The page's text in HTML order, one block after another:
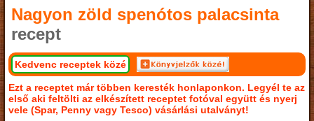
Nagyon zöld spenótos palacsinta
recept
Kedvenc receptek közé
Ezt a receptet már többen keresték honlaponkon. Legyél te az
első aki feltölti az elkészített receptet fotóval együtt és nyerj
vele (Spar, Penny vagy Tesco) vásárlási utalványt!